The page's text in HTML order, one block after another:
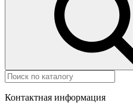
Контактная информация